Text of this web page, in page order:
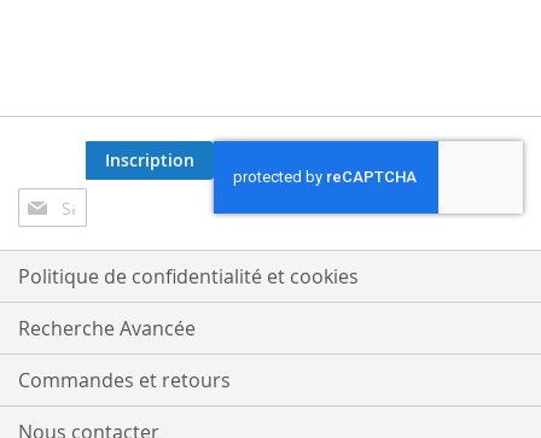
Inscription
à
notre
lettre
d’information
:
Inscription
Politique de confidentialité et cookies
Recherche Avancée
Commandes et retours
Nous contacter